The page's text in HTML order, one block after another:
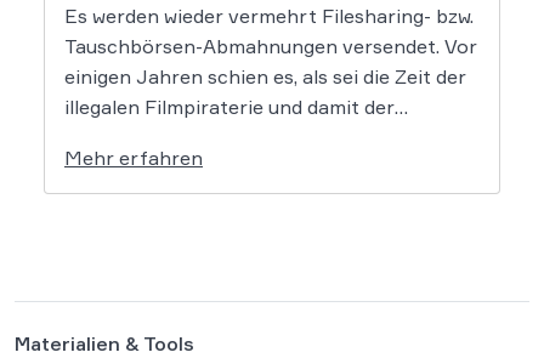
Es werden wieder vermehrt Filesharing- bzw.
Tauschbörsen-Abmahnungen versendet. Vor
einigen Jahren schien es, als sei die Zeit der
illegalen Filmpiraterie und damit der
ist nicht so. Vor allem die bekannte Kanzlei
Frommer.Legal sowie einige weitere
Mehr erfahren
Materialien & Tools